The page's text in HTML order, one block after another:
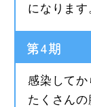
になります
第4期
感染してか
たくさん